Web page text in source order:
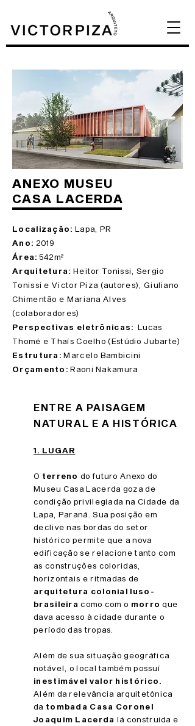
ANEXO MUSEU
CASA LACERDA
Localização: Lapa, PR
Ano: 2019
Área: 542m²
Arquitetura: Heitor Tonissi, Sergio
Tonissi e Victor Piza (autores), Giuliano
Chimentão e Mariana Alves
(colaboradores)
Perspectivas eletrônicas: Lucas
Thomé e Thaís Coelho (Estúdio Jubarte)
Estrutura: Marcelo Bambicini
Orçamento: Raoni Nakamura
ENTRE A PAISAGEM
NATURAL E A HISTÓRICA
1. LUGAR
O terreno do futuro Anexo do
Museu Casa Lacerda goza de
condição privilegiada na Cidade da
Lapa, Paraná. Sua posição em
declive nas bordas do setor
histórico permite que a nova
edificação se relacione tanto com
as construções coloridas,
horizontais e ritmadas de
arquitetura colonial luso-
brasileiracomo com o morro que
dava acesso à cidade durante o
período das tropas.
Além de sua situação geográfica
notável, o local também possuí
inestimável valor histórico.
Além da relevância arquitetônica
da tombada Casa Coronel
Joaquim Lacerda lá construída e